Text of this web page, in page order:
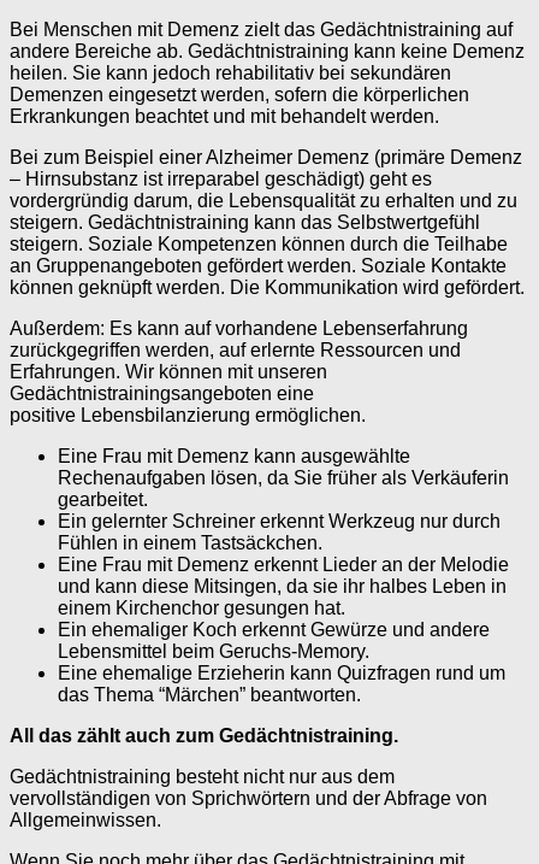
Bei Menschen mit Demenz zielt das Gedächtnistraining auf
andere Bereiche ab. Gedächtnistraining kann keine Demenz
heilen. Sie kann jedoch rehabilitativ bei sekundären
Demenzen eingesetzt werden, sofern die körperlichen
Erkrankungen beachtet und mit behandelt werden.
Bei zum Beispiel einer Alzheimer Demenz (primäre Demenz
– Hirnsubstanz ist irreparabel geschädigt) geht es
vordergründig darum, die Lebensqualität zu erhalten und zu
steigern. Gedächtnistraining kann das Selbstwertgefühl
steigern. Soziale Kompetenzen können durch die Teilhabe
an Gruppenangeboten gefördert werden. Soziale Kontakte
können geknüpft werden. Die Kommunikation wird gefördert.
Außerdem: Es kann auf vorhandene Lebenserfahrung
zurückgegriffen werden, auf erlernte Ressourcen und
Erfahrungen. Wir können mit unseren
Gedächtnistrainingsangeboten eine
positive Lebensbilanzierung ermöglichen.
Eine Frau mit Demenz kann ausgewählte
Rechenaufgaben lösen, da Sie früher als Verkäuferin
gearbeitet.
Ein gelernter Schreiner erkennt Werkzeug nur durch
Fühlen in einem Tastsäckchen.
Eine Frau mit Demenz erkennt Lieder an der Melodie
und kann diese Mitsingen, da sie ihr halbes Leben in
einem Kirchenchor gesungen hat.
Ein ehemaliger Koch erkennt Gewürze und andere
Lebensmittel beim Geruchs-Memory.
Eine ehemalige Erzieherin kann Quizfragen rund um
das Thema “Märchen” beantworten.
All das zählt auch zum Gedächtnistraining.
Gedächtnistraining besteht nicht nur aus dem
vervollständigen von Sprichwörtern und der Abfrage von
Allgemeinwissen.